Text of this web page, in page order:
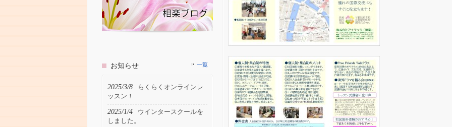
お知らせ 一覧
2025/3/8
らくらくオンラインレ
ッスン！
2025/1/4
ウインタースクールを
しました。